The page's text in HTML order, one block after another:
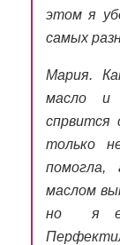
этом я
самых
Мария.
масло и
спрвится
только
помогла,
маслом
но я